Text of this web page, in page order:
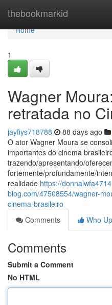
thebookmarkid
Home
Home
1
Wagner
retratada no
jayfiys718788 88 days ago
O ator Wagner Moura se
importantes do cinema
trazendo/apresentando/
fortemente/profundamente/
realidade https://
blog.com/47508554/wagner-
cinema-brasileiro
Comments
Who
Comments
Submit a Comment
No HTML